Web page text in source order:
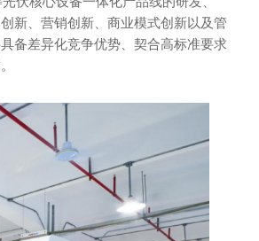
新、营销创新、商业模式创新以及管
备差异化竞争优势、契合高标准要求